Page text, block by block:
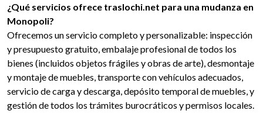
¿Qué servicios ofrece traslochi.net para una mudanza en
Monopoli?
Ofrecemos un servicio completo y personalizable: inspección
y presupuesto gratuito, embalaje profesional de todos los
bienes (incluidos objetos frágiles y obras de arte), desmontaje
y montaje de muebles, transporte con vehículos adecuados,
servicio de carga y descarga, depósito temporal de muebles, y
gestión de todos los trámites burocráticos y permisos locales.